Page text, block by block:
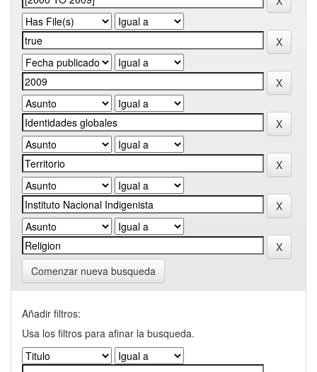
Comenzar nueva busqueda
Añadir filtros:
Usa los filtros para afinar la busqueda.